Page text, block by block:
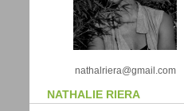
nathalriera@gmail.com
NATHALIE RIERA